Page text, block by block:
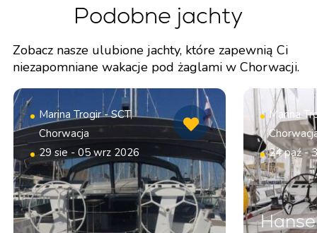
Podobne jachty
Zobacz nasze ulubione jachty, które zapewnią Ci
niezapomniane wakacje pod żaglami w Chorwacji.
Marina Trogir - SCT,
Chorwacja
29 sie - 05 wrz 2026
Marina
24 paź -